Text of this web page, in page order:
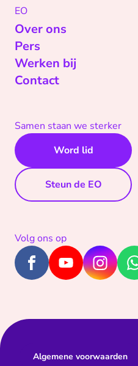
EO
Over ons
Pers
Werken bij
Contact
Samen staan we sterker
Word lid
Steun de EO
Volg ons op
Algemene voorwaarden